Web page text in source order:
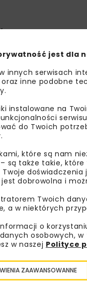
z
na skalę
od pierwotnych
Europejskich na
przekracza 286
jest dla
innych serwisach
inne podobne
instalowane na
do Twoich
które są nam
są także takie,
doświadczenia
dobrowolna i
Twoich
a w niektórych
o
osobowych,
w naszej Polityce
ZAAWANSOWANNE